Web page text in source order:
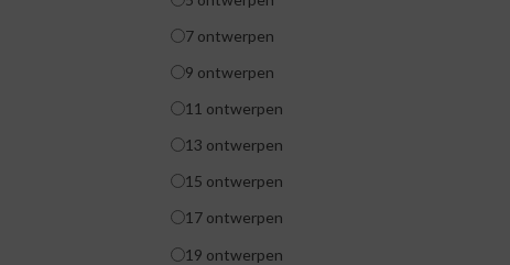
7 ontwerpen
9 ontwerpen
11 ontwerpen
13 ontwerpen
15 ontwerpen
17 ontwerpen
19 ontwerpen